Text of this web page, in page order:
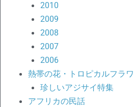
2010
2009
2008
2007
2006
熱帯の花・トロピカルフラ
珍しいアジサイ特集
アフリカの民話